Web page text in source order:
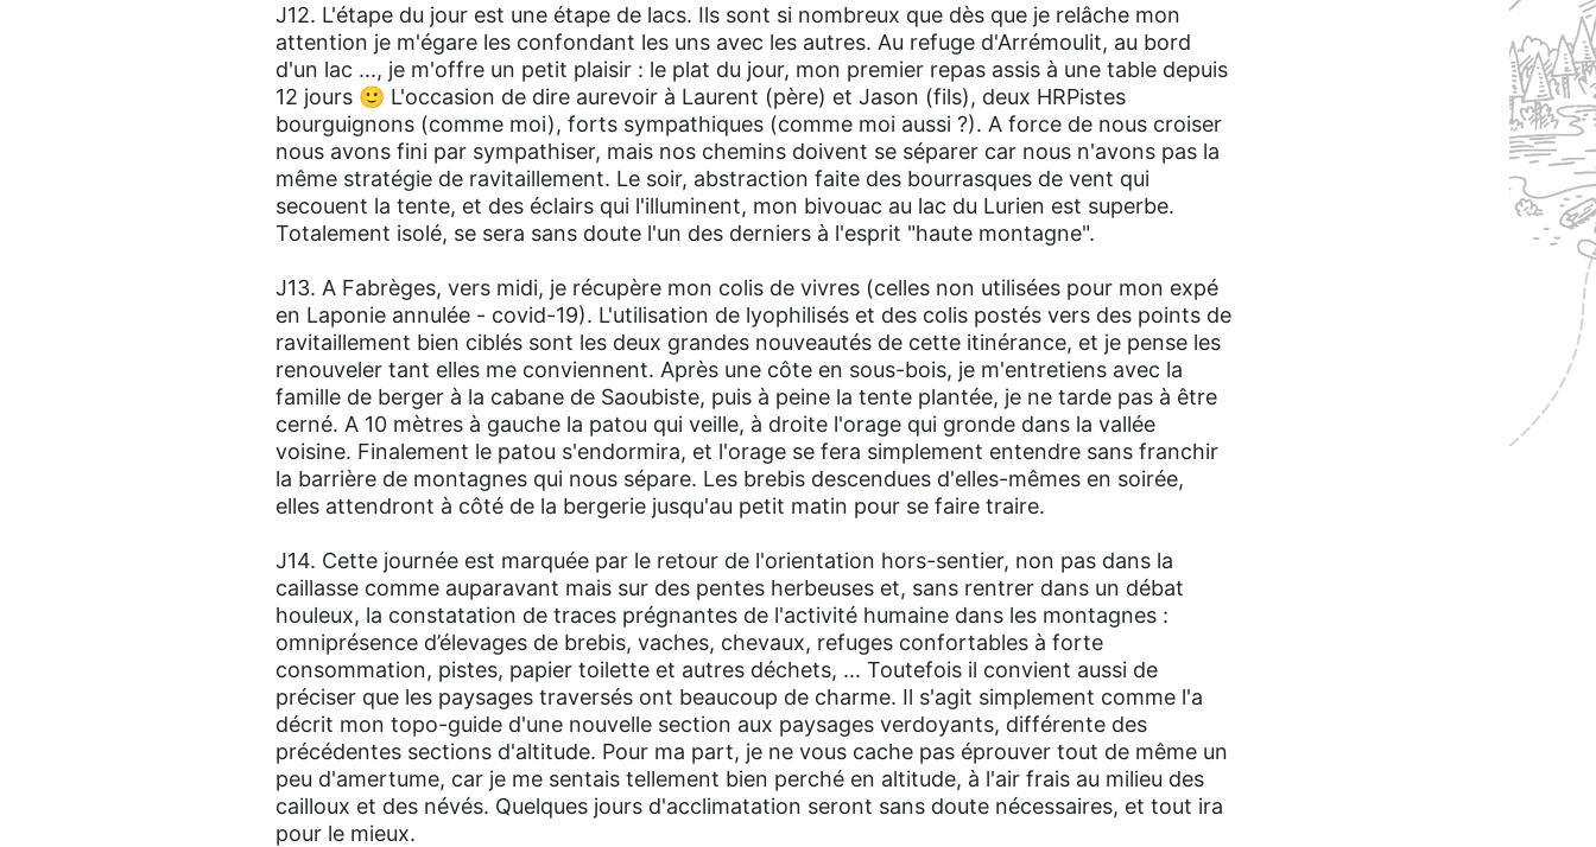
J12. L'étape du jour est une étape de lacs. Ils sont si nombreux que dès que je relâche mon
attention je m'égare les confondant les uns avec les autres. Au refuge d'Arrémoulit, au bord
d'un lac ..., je m'offre un petit plaisir : le plat du jour, mon premier repas assis à une table depuis
12 jours 🙂 L'occasion de dire aurevoir à Laurent (père) et Jason (fils), deux HRPistes
bourguignons (comme moi), forts sympathiques (comme moi aussi ?). A force de nous croiser
nous avons fini par sympathiser, mais nos chemins doivent se séparer car nous n'avons pas la
même stratégie de ravitaillement. Le soir, abstraction faite des bourrasques de vent qui
secouent la tente, et des éclairs qui l'illuminent, mon bivouac au lac du Lurien est superbe.
Totalement isolé, se sera sans doute l'un des derniers à l'esprit "haute montagne".
J13. A Fabrèges, vers midi, je récupère mon colis de vivres (celles non utilisées pour mon expé
en Laponie annulée - covid-19). L'utilisation de lyophilisés et des colis postés vers des points de
ravitaillement bien ciblés sont les deux grandes nouveautés de cette itinérance, et je pense les
renouveler tant elles me conviennent. Après une côte en sous-bois, je m'entretiens avec la
famille de berger à la cabane de Saoubiste, puis à peine la tente plantée, je ne tarde pas à être
cerné. A 10 mètres à gauche la patou qui veille, à droite l'orage qui gronde dans la vallée
voisine. Finalement le patou s'endormira, et l'orage se fera simplement entendre sans franchir
la barrière de montagnes qui nous sépare. Les brebis descendues d'elles-mêmes en soirée,
elles attendront à côté de la bergerie jusqu'au petit matin pour se faire traire.
J14. Cette journée est marquée par le retour de l'orientation hors-sentier, non pas dans la
caillasse comme auparavant mais sur des pentes herbeuses et, sans rentrer dans un débat
houleux, la constatation de traces prégnantes de l'activité humaine dans les montagnes :
omniprésence d’élevages de brebis, vaches, chevaux, refuges confortables à forte
consommation, pistes, papier toilette et autres déchets, ... Toutefois il convient aussi de
préciser que les paysages traversés ont beaucoup de charme. Il s'agit simplement comme l'a
décrit mon topo-guide d'une nouvelle section aux paysages verdoyants, différente des
précédentes sections d'altitude. Pour ma part, je ne vous cache pas éprouver tout de même un
peu d'amertume, car je me sentais tellement bien perché en altitude, à l'air frais au milieu des
cailloux et des névés. Quelques jours d'acclimatation seront sans doute nécessaires, et tout ira
pour le mieux.